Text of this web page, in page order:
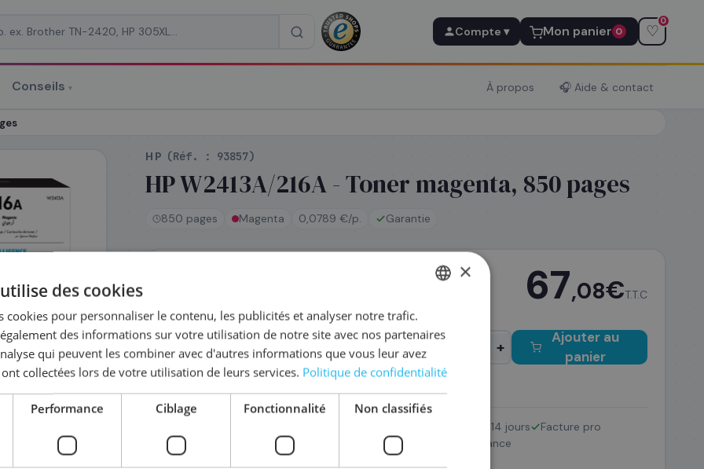
Compte ▾ Mon panier 0 ♡
0
Conseils ▾ À propos 🎧 Aide & contact
LaserJet Pro
HP (Réf. : 93857)
HP W2413A/216A - Toner magenta, 850 pages
850 pages Magenta 0,0789 €/p. Garantie
Coût par impression :
0,0789 € 67,08€T.T.C
+
Ajouter au
panier
Complétez la série216A
67 63 ,48 €
Retour 14 jours
Facture pro
SAV France
ENGLISH
×
des cookies
cookies pour personnaliser le contenu, les publicités et analyser notre trafic.
des informations sur votre utilisation de notre site avec nos partenaires
qui peuvent les combiner avec d'autres informations que vous leur avez
collectées lors de votre utilisation de leurs services. Politique de confidentialité
Performance Ciblage Fonctionnalité Non classifiés